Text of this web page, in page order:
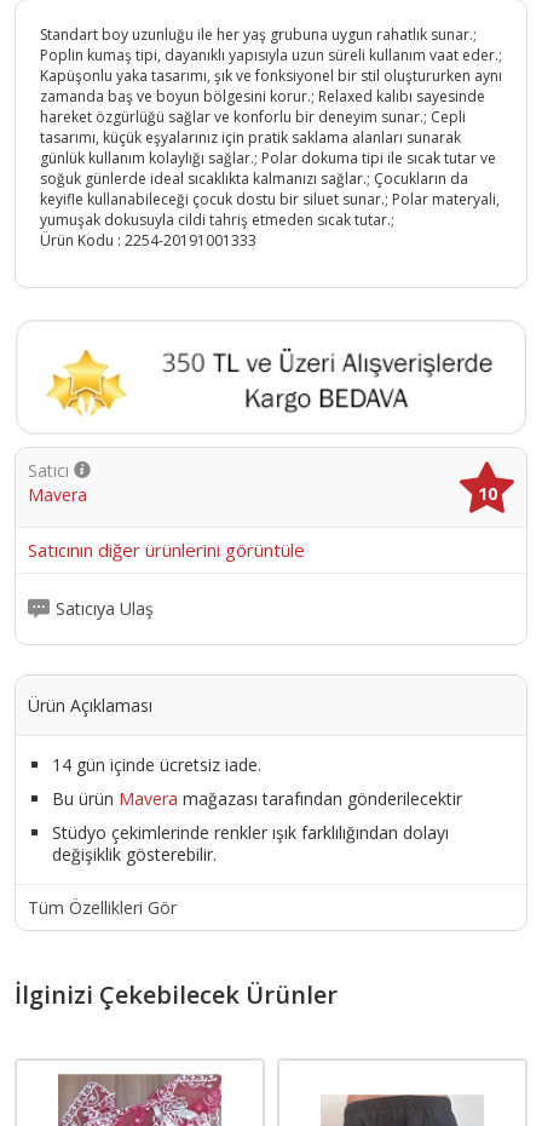
Standart boy uzunluğu ile her yaş grubuna uygun rahatlık sunar.;
Poplin kumaş tipi, dayanıklı yapısıyla uzun süreli kullanım vaat eder.;
Kapüşonlu yaka tasarımı, şık ve fonksiyonel bir stil oluştururken aynı
zamanda baş ve boyun bölgesini korur.; Relaxed kalıbı sayesinde
hareket özgürlüğü sağlar ve konforlu bir deneyim sunar.; Cepli
tasarımı, küçük eşyalarınız için pratik saklama alanları sunarak
günlük kullanım kolaylığı sağlar.; Polar dokuma tipi ile sıcak tutar ve
soğuk günlerde ideal sıcaklıkta kalmanızı sağlar.; Çocukların da
keyifle kullanabileceği çocuk dostu bir siluet sunar.; Polar materyali,
yumuşak dokusuyla cildi tahriş etmeden sıcak tutar.;
Ürün Kodu : 2254-20191001333
Satıcı
Mavera
10
Satıcının diğer ürünlerini görüntüle
Satıcıya Ulaş
Ürün Açıklaması
14 gün içinde ücretsiz iade.
Bu ürün Mavera mağazası tarafından gönderilecektir
Stüdyo çekimlerinde renkler ışık farklılığından dolayı
değişiklik gösterebilir.
Tüm Özellikleri Gör
İlginizi Çekebilecek Ürünler